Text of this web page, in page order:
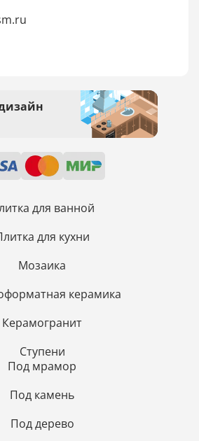
для ванной
для кухни
Мозаика
керамика
Керамогранит
Ступени
Под мрамор
Под камень
Под дерево